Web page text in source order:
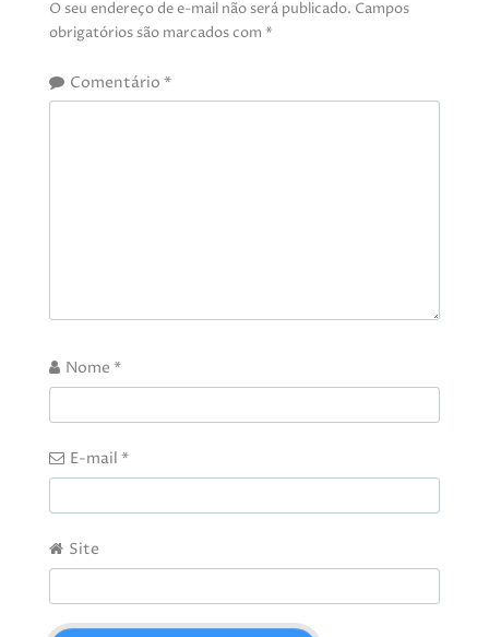
O seu endereço de e-mail não será publicado. Campos
obrigatórios são marcados com *
Comentário *
Nome *
E-mail *
Site